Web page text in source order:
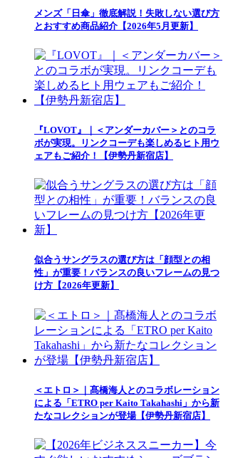
メンズ「日傘」徹底解説！失敗しない選び方
とおすすめ商品紹介【2026年5月更新】
『LOVOT』｜＜アンダーカバー＞とのコラ
ボが実現。リンクコーデも楽しめるヒト用ウ
ェアもご紹介！【伊勢丹新宿店】
似合うサングラスの選び方は「顔型との相
性」が重要！バランスの良いフレームの見つ
け方【2026年更新】
＜エトロ＞｜髙橋海人とのコラボレーション
による「ETRO per Kaito Takahashi」から新
たなコレクションが登場【伊勢丹新宿店】